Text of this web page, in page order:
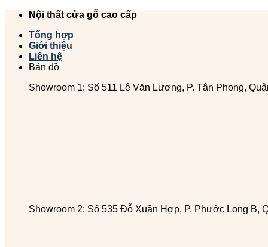
Chuyển
dung
Nội thất cửa gỗ cao cấp
Tổng hợp
Giới thiệu
Liên hệ
Bản đồ
Showroom 1: Số 511 Lê Văn Lương, P. Tân Phong,
Showroom 2: Số 535 Đỗ Xuân Hợp, P. Phước Long B,